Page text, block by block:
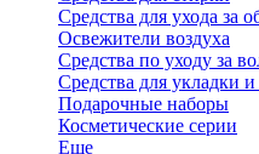
Средства для ухода за
Освежители воздуха
Средства по уходу за
Средства для укладки
Подарочные наборы
Косметические серии
Еще